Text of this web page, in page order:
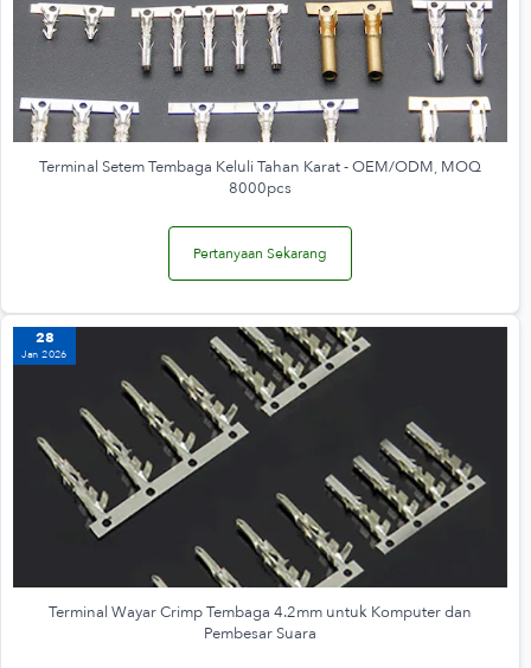
Terminal Setem Tembaga Keluli Tahan Karat - OEM/ODM, MOQ
8000pcs
Pertanyaan Sekarang
28
Jan 2026
Terminal Wayar Crimp Tembaga 4.2mm untuk Komputer dan
Pembesar Suara